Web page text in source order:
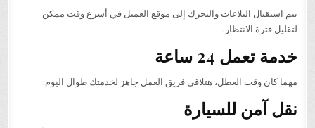
يتم استقبال البلاغات والتحرك إلى موقع العميل في أسرع وقت ممكن
لتقليل فترة الانتظار.
خدمة تعمل 24 ساعة
مهما كان وقت العطل، هتلاقي فريق العمل جاهز لخدمتك طوال اليوم.
نقل آمن للسيارة